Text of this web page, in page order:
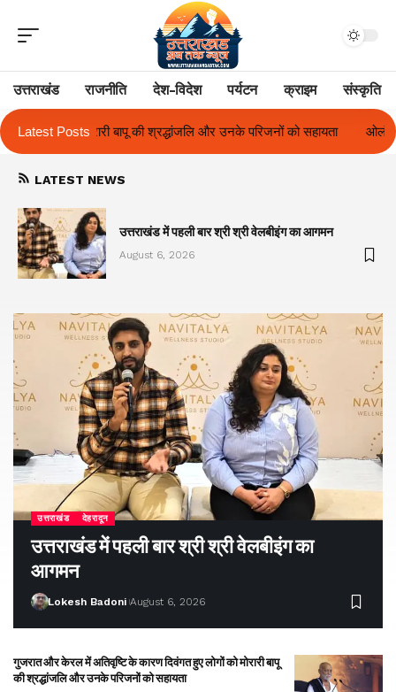
उत्तराखंड राजनीति देश-विदेश पर्यटन क्राइम संस्कृति
Latest Posts
और उनके परिजनों को सहायता ओलंपस हाई के इंटर-हाउस फुटबॉल टूर्नामेंट में
LATEST NEWS
उत्तराखंड में पहली बार श्री श्री वेलबीइंग का आगमन
August 6, 2026
उत्तराखंड देहरादून
उत्तराखंड में पहली बार श्री श्री वेलबीइंग का
आगमन
Lokesh Badoni August 6, 2026
गुजरात और केरल में अतिवृष्टि के कारण दिवंगत हुए लोगों को मोरारी बापू
की श्रद्धांजलि और उनके परिजनों को सहायता